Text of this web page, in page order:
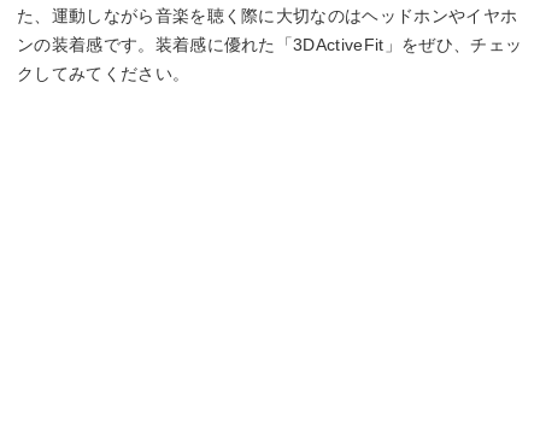
た、運動しながら音楽を聴く際に大切なのはヘッドホンやイヤホ
ンの装着感です。装着感に優れた「3DActiveFit」をぜひ、チェッ
クしてみてください。